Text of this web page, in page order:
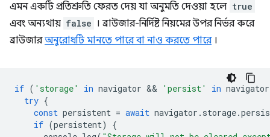
এমন একটি প্রতিশ্রুতি ফেরত দেয় যা অনুমতি দেওয়া হলে true
এবং অন্যথায় false । ব্রাউজার-নির্দিষ্ট নিয়মের উপর নির্ভর করে
ব্রাউজারঅনুরোধটি মানতে পারে বা নাও করতে পারে।
if ( 'storage' in navigator && 'persist' in navigator
try {
const persistent = await navigator . storage.
if (persistent)
{